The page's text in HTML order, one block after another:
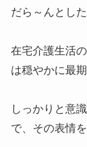
だら～んとした
在宅介護生活
は穏やかに最
しっかりと意
で、その表情